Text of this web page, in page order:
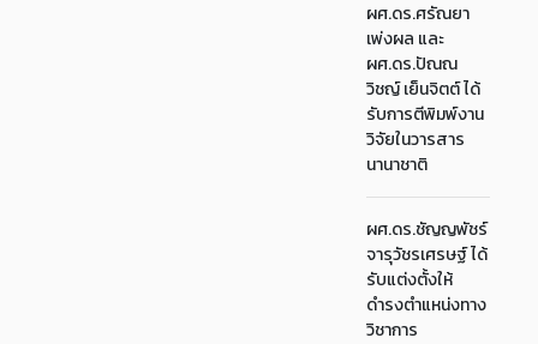
ผศ.ดร.ศรัณยา
เพ่งผล และ
ผศ.ดร.ปัณณ
วิชญ์ เย็นจิตต์ ได้
รับการตีพิมพ์งาน
วิจัยในวารสาร
นานาชาติ
ผศ.ดร.ชัญญพัชร์
จารุวัชรเศรษฐ์ ได้
รับแต่งตั้งให้
ดำรงตำแหน่งทาง
วิชาการ